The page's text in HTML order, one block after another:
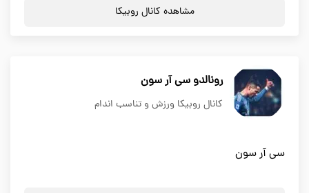
مشاهده کانال روبیکا
رونالدو سی آر سون
کانال روبیکا ورزش و تناسب اندام
سی آر سون